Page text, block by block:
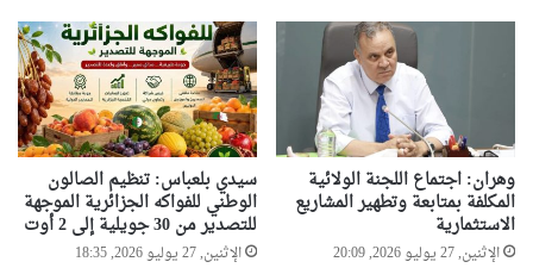
وهران: اجتماع اللجنة الولائية
المكلفة بمتابعة وتطهير المشاريع
الاستثمارية
الإثنين, 27 يوليو 2026, 20:09
سيدي بلعباس: تنظيم الصالون
الوطني للفواكه الجزائرية الموجهة
للتصدير من 30 جويلية إلى 2 أوت
الإثنين, 27 يوليو 2026, 18:35